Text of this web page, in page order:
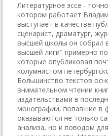
Литературное эссе -
котором работает
выступает в качестве
сценарист, драматург,
высшей школы он собрал
высшей лиги" примерно
которые опубликовал
колумнистом
Большинство текстов
внимательном чтении
издательствами в
монографии, попавшие в
оказываются не только
анализа, но и поводом